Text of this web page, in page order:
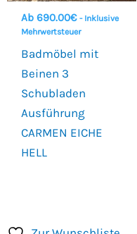
Ab 690.00€ - Inklusive
Mehrwertsteuer
Badmöbel mit
Beinen 3
Schubladen
Ausführung
CARMEN EICHE
HELL